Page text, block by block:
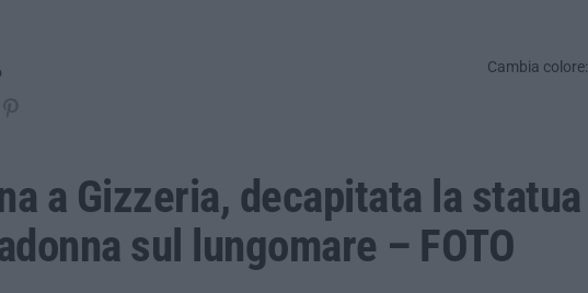
Cambia colore:
a Gizzeria, decapitata la statua
sul lungomare – FOTO